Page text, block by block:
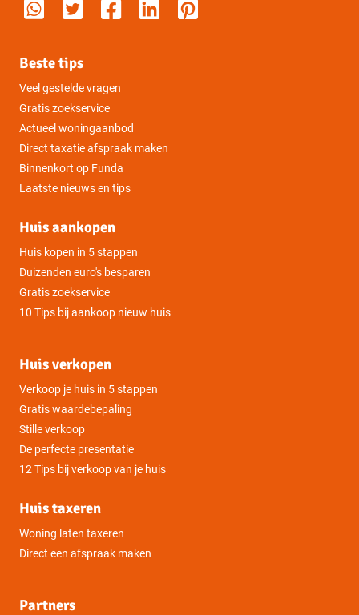
Beste tips
Veel gestelde vragen
Gratis zoekservice
Actueel woningaanbod
Direct taxatie afspraak maken
Binnenkort op Funda
Laatste nieuws en tips
Huis aankopen
Huis kopen in 5 stappen
Duizenden euro's besparen
Gratis zoekservice
10 Tips bij aankoop nieuw huis
Huis verkopen
Verkoop je huis in 5 stappen
Gratis waardebepaling
Stille verkoop
De perfecte presentatie
12 Tips bij verkoop van je huis
Huis taxeren
Woning laten taxeren
Direct een afspraak maken
Partners